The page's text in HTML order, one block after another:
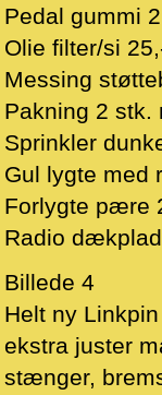
Pedal gummi
Olie filter/si
Messing
Pakning 2 stk.
Sprinkler
Gul lygte med
Forlygte pære
Radio
Billede 4
Helt ny
ekstra juster
stænger,